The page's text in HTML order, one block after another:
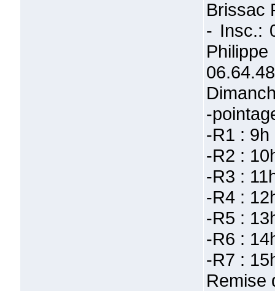
Brissac
- Insc.:
-
-R1 : 9h
-R2 :
-R3 :
-R4 :
-R5 :
-R6 :
-R7 :
Remise